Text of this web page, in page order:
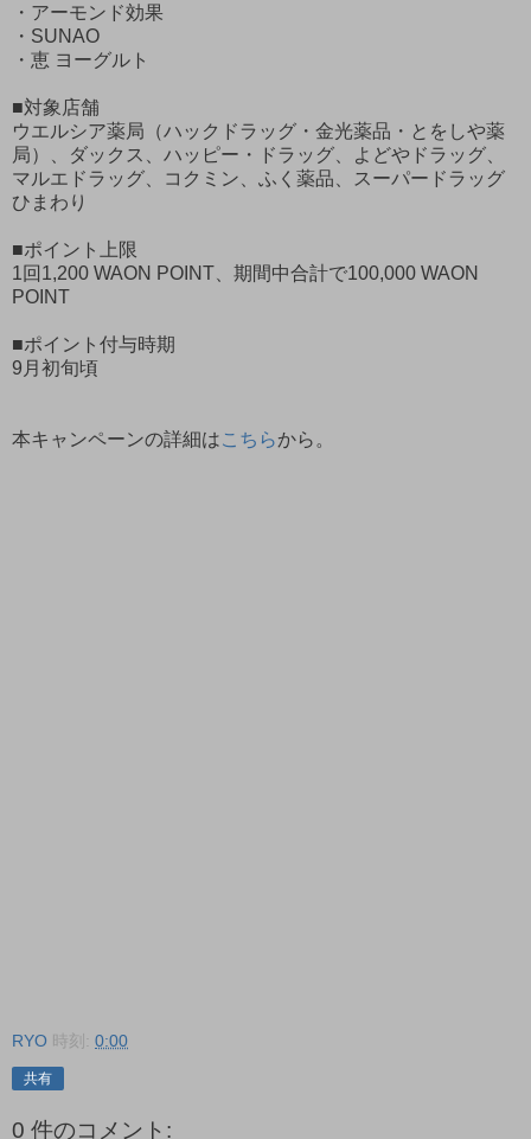
・アーモンド効果
・SUNAO
・恵 ヨーグルト
■対象店舗
ウエルシア薬局（ハックドラッグ・金光薬品・とをしや薬
局）、ダックス、ハッピー・ドラッグ、よどやドラッグ、
マルエドラッグ、コクミン、ふく薬品、スーパードラッグ
ひまわり
■ポイント上限
1回1,200 WAON POINT、期間中合計で100,000 WAON
POINT
■ポイント付与時期
9月初旬頃
本キャンペーンの詳細はこちらから。
RYO 時刻: 0:00
共有
0 件のコメント: